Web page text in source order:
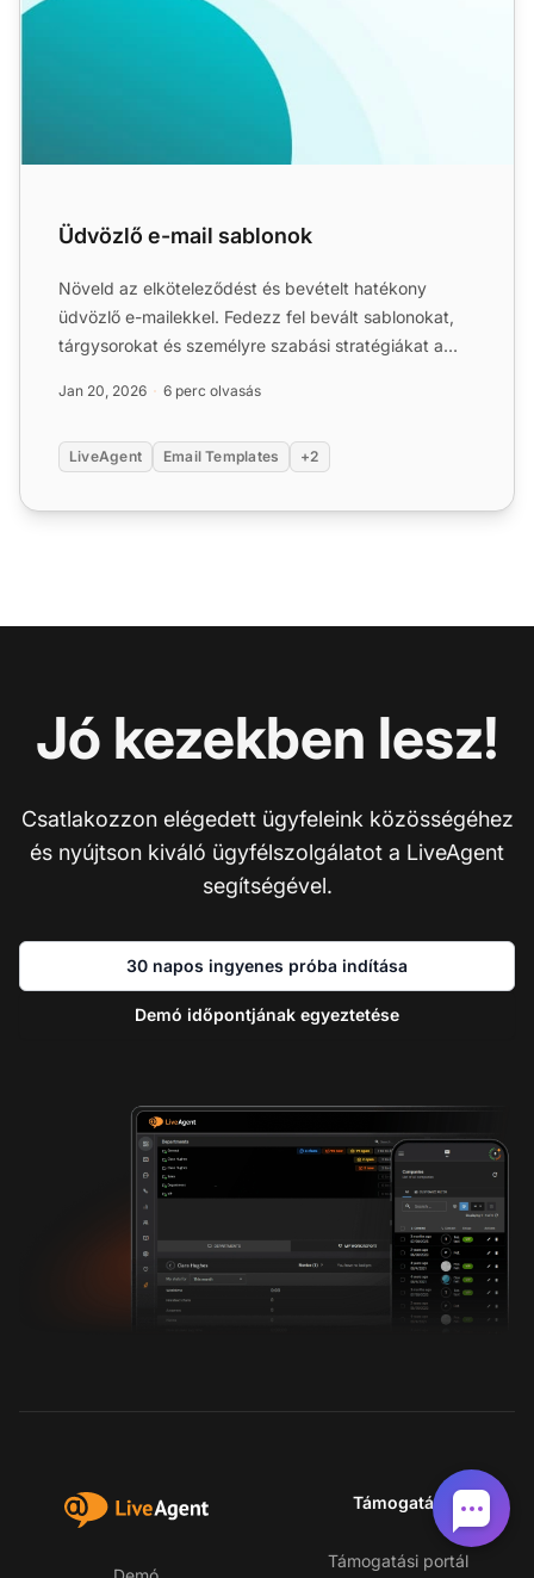
Üdvözlő e-mail sablonok
Növeld az elköteleződést és bevételt hatékony
üdvözlő e-mailekkel. Fedezz fel bevált sablonokat,
tárgysorokat és személyre szabási stratégiákat a
Jan 20, 2026 6 perc olvasás
LiveAgent Email Templates +2
Jó kezekben lesz!
Csatlakozzon elégedett ügyfeleink közösségéhez
és nyújtson kiváló ügyfélszolgálatot a LiveAgent
segítségével.
30 napos ingyenes próba indítása
Demó időpontjának egyeztetése
Támogatás
Támogatási portál